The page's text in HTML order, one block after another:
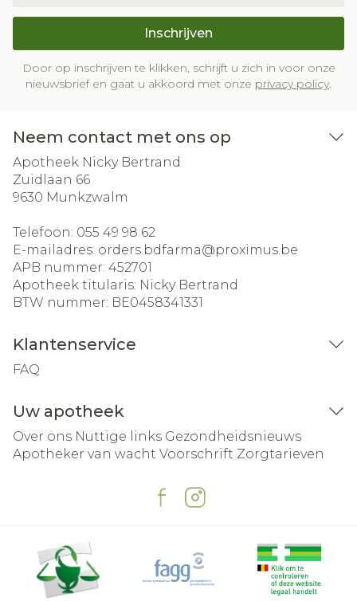
Inschrijven
Door op inschrijven te klikken, schrijft u zich in voor onze
nieuwsbrief en gaat u akkoord met onze privacy policy.
Neem contact met ons op
Apotheek Nicky Bertrand
Zuidlaan 66
9630 Munkzwalm
Telefoon: 055 49 98 62
E-mailadres: orders.bdfarma@proximus.be
APB nummer: 452701
Apotheek titularis: Nicky Bertrand
BTW nummer: BE0458341331
Klantenservice
FAQ
Uw apotheek
Over ons Nuttige links Gezondheidsnieuws
Apotheker van wacht Voorschrift Zorgtarieven